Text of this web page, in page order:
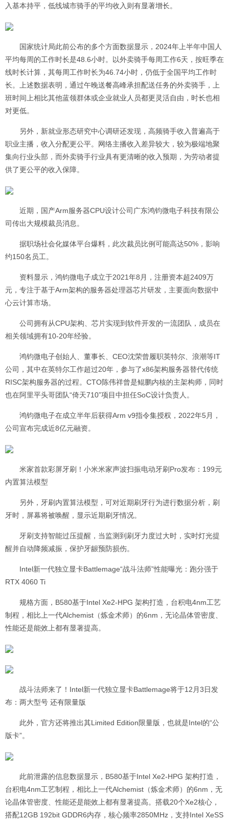
入基本持平，低线城市骑手的平均收入则有显著增长。
国家统计局此前公布的多个方面数据显示，2024年上半年中国人
平均每周的工作时长是48.6小时。以外卖骑手每周工作6天，按旺季在
线时长计算，其每周工作时长为46.74小时，仍低于全国平均工作时
长。上述数据表明，通过午晚送餐高峰承担配送任务的外卖骑手，上
班时间上相比其他蓝领群体或企业就业人员都更灵活自由，时长也相
对更低。
另外，新就业形态研究中心调研还发现，高频骑手收入普遍高于
职业主播，收入分配更公平。网络主播收入差异较大，较为极端地聚
集向行业头部，而外卖骑手行业具有更清晰的收入预期，为劳动者提
供了更公平的收入保障。
近期，国产Arm服务器CPU设计公司广东鸿钧微电子科技有限公
司传出大规模裁员消息。
据职场社会化媒体平台爆料，此次裁员比例可能高达50%，影响
约150名员工。
资料显示，鸿钧微电子成立于2021年8月，注册资本超2409万
元，专注于基于Arm架构的服务器处理器芯片研发，主要面向数据中
心云计算市场。
公司拥有从CPU架构、芯片实现到软件开发的一流团队，成员在
相关领域拥有10-20年经验。
鸿钧微电子创始人、董事长、CEO沈荣曾履职英特尔、浪潮等IT
公司，其中在英特尔工作超过20年，参与了x86架构服务器替代传统
RISC架构服务器的过程。CTO陈伟祥曾是鲲鹏内核的主架构师，同时
也在阿里平头哥团队“倚天710”项目中担任SoC设计负责人。
鸿钧微电子在成立半年后获得Arm v9指令集授权，2022年5月，
公司宣布完成近8亿元融资。
米家首款彩屏牙刷！小米米家声波扫振电动牙刷Pro发布：199元
内置算法模型
另外，牙刷内置算法模型，可对近期刷牙行为进行数据分析，刷
牙时，屏幕将被唤醒，显示近期刷牙情况。
牙刷支持智能过压提醒，当监测到刷牙力度过大时，实时灯光提
醒并自动降频减振，保护牙龈预防损伤。
Intel新一代独立显卡Battlemage“战斗法师”性能曝光：跑分强于
RTX 4060 Ti
规格方面，B580基于Intel Xe2-HPG 架构打造，台积电4nm工艺
制程，相比上一代Alchemist（炼金术师）的6nm，无论晶体管密度、
性能还是能效上都有显著提高。
战斗法师来了！Intel新一代独立显卡Battlemage将于12月3日发
布：两大型号 还有限量版
此外，官方还将推出其Limited Edition限量版，也就是Intel的“公
版卡”。
此前泄露的信息数据显示，B580基于Intel Xe2-HPG 架构打造，
台积电4nm工艺制程，相比上一代Alchemist（炼金术师）的6nm，无
论晶体管密度、性能还是能效上都有显著提高。搭载20个Xe2核心，
搭配12GB 192bit GDDR6内存，核心频率2850MHz，支持Intel XeSS